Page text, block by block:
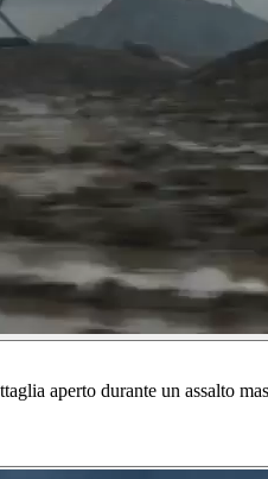
aperto durante un assalto